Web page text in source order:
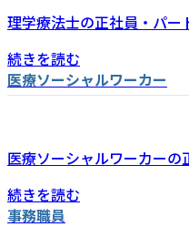
理学療法士の正社員・パー
続きを読む
医療ソーシャルワーカー
医療ソーシャルワーカー
続きを読む
事務職員